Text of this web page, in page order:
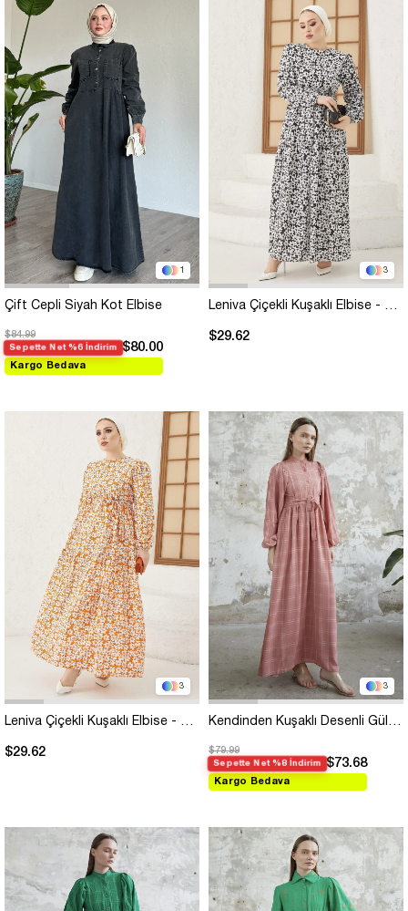
1
Çift Cepli Siyah Kot Elbise
$84.99
Sepette Net %6 İndirim $80.00
Kargo Bedava
3
Leniva Çiçekli Kuşaklı Elbise - Siyah
$29.62
3
Leniva Çiçekli Kuşaklı Elbise - Oranj
$29.62
3
Kendinden Kuşaklı Desenli Gül Kurusu Elbise
$79.99
Sepette Net %8 İndirim $73.68
Kargo Bedava